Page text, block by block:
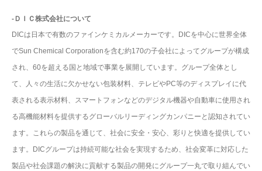
‐ＤＩＣ株式会社について
DICは日本で有数のファインケミカルメーカーです。DICを中心に世界全体
でSun Chemical Corporationを含む約170の子会社によってグループが構成
され、60を超える国と地域で事業を展開しています。グループ全体とし
て、人々の生活に欠かせない包装材料、テレビやPC等のディスプレイに代
表される表示材料、スマートフォンなどのデジタル機器や自動車に使用され
る高機能材料を提供するグローバルリーディングカンパニーと認知されてい
ます。これらの製品を通じて、社会に安全・安心、彩りと快適を提供してい
ます。DICグループは持続可能な社会を実現するため、社会変革に対応した
製品や社会課題の解決に貢献する製品の開発にグループ一丸で取り組んでい